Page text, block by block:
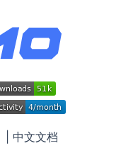
| 中文文档